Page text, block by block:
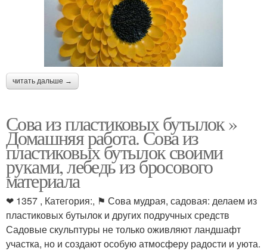
читать дальше →
Сова из пластиковых бутылок »
Домашняя работа. Сова из
пластиковых бутылок своими
руками, лебедь из бросового
материала
❤ 1357 , Категория:, ⚑ Сова мудрая, садовая: делаем из
пластиковых бутылок и других подручных средств
Садовые скульптуры не только оживляют ландшафт
участка, но и создают особую атмосферу радости и уюта.